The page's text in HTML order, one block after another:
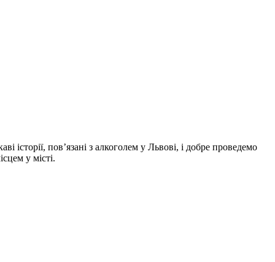
історії, пов’язані з алкоголем у Львові, і добре проведемо
у місті.